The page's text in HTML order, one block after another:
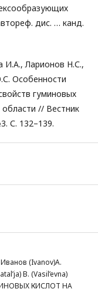
дис. … канд.
И.А., Ларионов Н.С.,
Особенности
гуминовых
области // Вестник
С. 132–139.
Иванов (Ivanov)А.
В. (Vasil’evna)
КИСЛОТ НА